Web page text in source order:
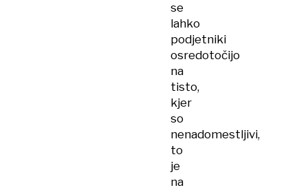
se
lahko
podjetniki
osredotočijo
na
tisto,
kjer
so
nenadomestljivi,
to
je
na